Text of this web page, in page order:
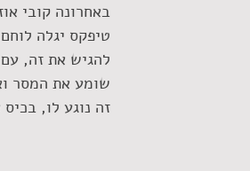
באחרונה קובי
טיפקס יגלה
להגיש את זה,
שומע את המסר
זה נוגע לו,